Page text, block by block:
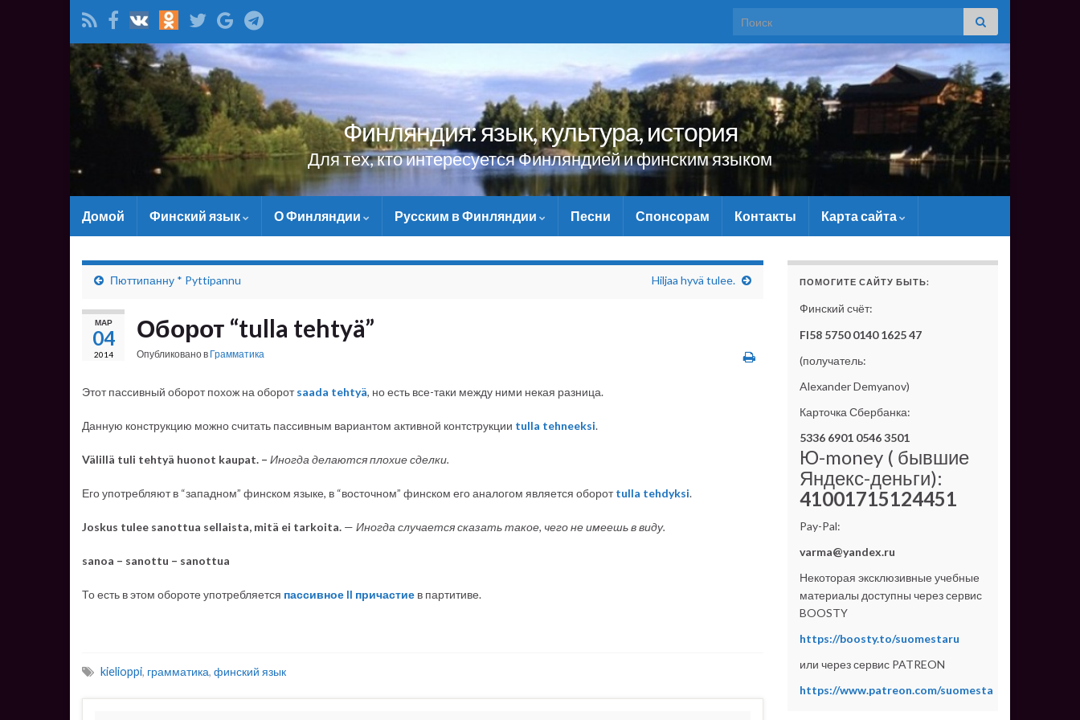
Search for:
Финляндия: язык, культура, история
Для тех, кто интересуется Финляндией и финским языком
Домой Финский язык О Финляндии Русским в Финляндии Песни Спонсорам Контакты Карта сайта
Пюттипанну * Pyttipannu Hiljaa hyvä tulee.
МАР
04
2014
Оборот “tulla tehtyä”
Опубликовано в Грамматика
Этот пассивный оборот похож на оборотsaada tehtyä, но есть все-таки между ними некая разница.
Данную конструкцию можно считать пассивным вариантом активной контструкции tulla tehneeksi.
Välillä tuli tehtyä huonot kaupat. – Иногда делаются плохие сделки.
Его употребляют в “западном” финском языке, в “восточном” финском его аналогом является оборотtulla tehdyksi.
Joskus tulee sanottua sellaista, mitä ei tarkoita. — Иногда случается сказать такое, чего не имеешь в виду.
sanoa – sanottu – sanottua
То есть в этом обороте употребляется пассивное II причастие в партитиве.
kielioppi, грамматика, финский язык
ПОМОГИТЕ САЙТУ БЫТЬ:
Финский счёт:
FI58 5750 0140 1625 47
(получатель:
Alexander Demyanov)
Карточка Сбербанка:
5336 6901 0546 3501
Ю-money ( бывшие
Яндекс-деньги):
41001715124451
Pay-Pal:
varma@yandex.ru
Некоторая эксклюзивные учебные
материалы доступны через сервис
BOOSTY
https://boosty.to/suomestaru
или через сервис PATREON
https://www.patreon.com/suomesta